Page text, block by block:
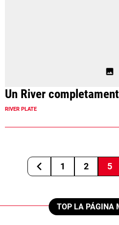
Un River
RIVER PLATE
1 2 5
TOP LA PÁGINA